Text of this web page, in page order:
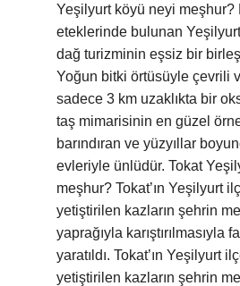
Yeşilyurt köyü neyi meşhur?
eteklerinde bulunan
dağ turizminin eşsiz bir
Yoğun bitki örtüsüyle çevrili
sadece 3 km uzaklıkta bir
taş mimarisinin en güzel
barındıran ve yüzyıllar
evleriyle ünlüdür. Tokat
meşhur? Tokat’ın Yeşilyurt
yetiştirilen kazların şehrin
yaprağıyla karıştırılmasıyla
yaratıldı. Tokat’ın Yeşilyurt
yetiştirilen kazların şehrin